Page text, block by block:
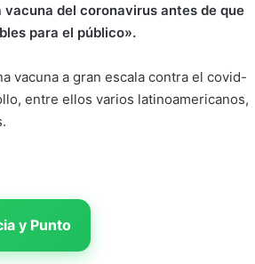
del coronavirus antes de que
para el público».
vacuna a gran escala contra el covid-
entre ellos varios latinoamericanos,
y Punto